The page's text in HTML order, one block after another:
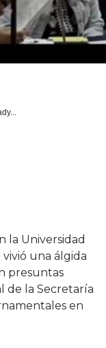
la Universidad
una álgida
presuntas
de la Secretaría
en